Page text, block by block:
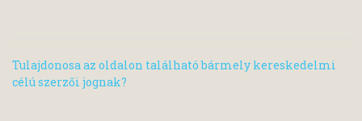
Tulajdonosa az oldalon található bármely kereskedelmi
célú szerzői jognak?